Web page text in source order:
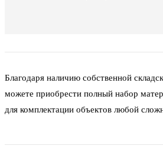
Благодаря наличию собственной
можете приобрести полный набор
для комплектации объектов любой